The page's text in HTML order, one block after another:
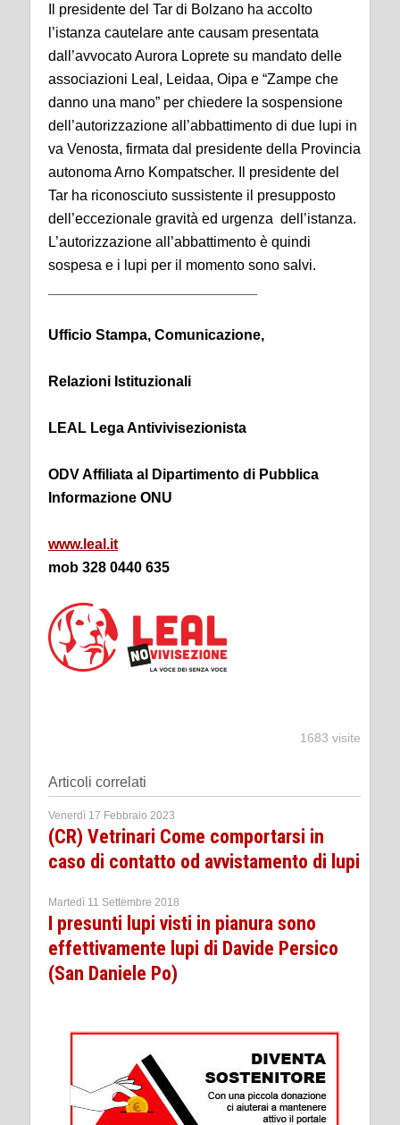
Il presidente del Tar di Bolzano ha accolto
l’istanza cautelare ante causam presentata
dall’avvocato Aurora Loprete su mandato delle
associazioni Leal, Leidaa, Oipa e “Zampe che
danno una mano” per chiedere la sospensione
dell’autorizzazione all’abbattimento di due lupi in
va Venosta, firmata dal presidente della Provincia
autonoma Arno Kompatscher. Il presidente del
Tar ha riconosciuto sussistente il presupposto
dell’eccezionale gravità ed urgenza dell’istanza.
L’autorizzazione all’abbattimento è quindi
sospesa e i lupi per il momento sono salvi.
Ufficio Stampa, Comunicazione,
Relazioni Istituzionali
LEAL Lega Antivivisezionista
ODV Affiliata al Dipartimento di Pubblica
Informazione ONU
www.leal.it
mob 328 0440 635
1683 visite
Articoli correlati
Venerdì 17 Febbraio 2023
(CR) Vetrinari Come comportarsi in
caso di contatto od avvistamento di lupi
Martedì 11 Settembre 2018
I presunti lupi visti in pianura sono
effettivamente lupi di Davide Persico
(San Daniele Po)